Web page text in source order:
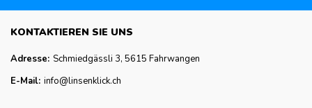
KONTAKTIEREN SIE UNS
Adresse: Schmiedgässli 3, 5615 Fahrwangen
E-Mail: info@linsenklick.ch